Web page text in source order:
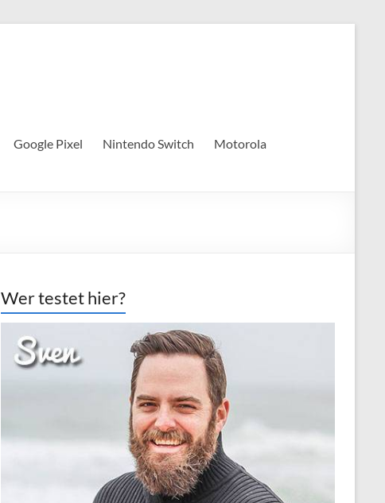
Google Pixel Nintendo Switch
Motorola
Wer testet hier?